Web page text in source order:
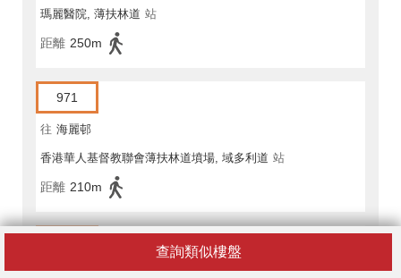
查詢類似樓盤
瑪麗醫院, 薄扶林道 站
距離 250m
971
往 海麗邨
香港華人基督教聯會薄扶林道墳場, 域多利道 站
距離 210m
往 石排灣邨公共運輸交匯處